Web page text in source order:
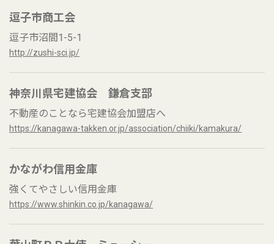
逗子市商工会
逗子市沼間1-5-1
http://zushi-sci.jp/
神奈川県宅建協会 鎌倉支部
不動産のことなら宅建協会加盟店へ
https://kanagawa-takken.or.jp/association/chiiki/kamakura/
かながわ信用金庫
強くてやさしい信用金庫
https://www.shinkin.co.jp/kanagawa/